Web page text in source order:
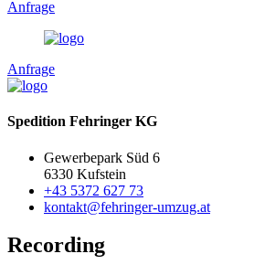
Anfrage
Anfrage
Spedition Fehringer KG
Gewerbepark Süd 6
6330 Kufstein
+43 5372 627 73
kontakt@fehringer-umzug.at
Recording